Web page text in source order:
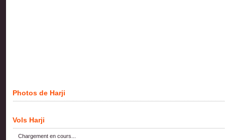
Photos de Harji
Vols Harji
Chargement en cours...